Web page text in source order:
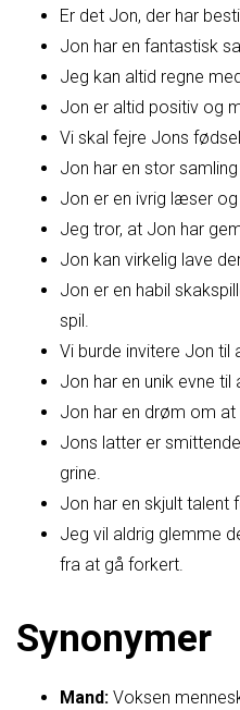
Er det Jon, der har
Jon har en fantastisk
Jeg kan altid regne
Jon er altid positiv og
Vi skal fejre Jons
Jon har en stor
Jon er en ivrig læser
Jeg tror, at Jon har
Jon kan virkelig lave
Jon er en habil
spil.
Vi burde invitere Jon
Jon har en unik evne til
Jon har en drøm om
Jons latter er
grine.
Jon har en skjult talent
Jeg vil aldrig glemme
fra at gå forkert.
Synonymer
Mand: Voksen